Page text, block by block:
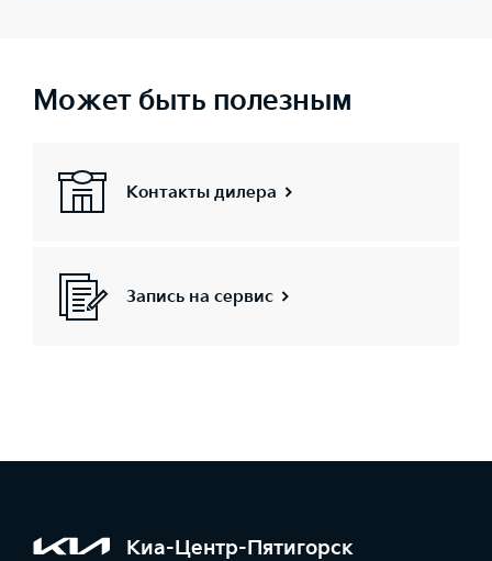
Может быть полезным
Контакты дилера
Запись на сервис
Киа-Центр-Пятигорск